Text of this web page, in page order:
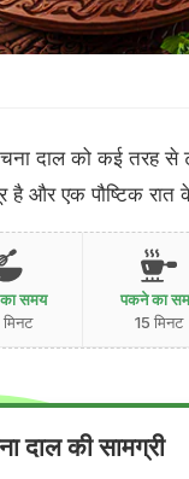
दाल को कई तरह से
है और एक पौष्टिक
का समय
पकने का
15 मिनट
दाल की सामग्री